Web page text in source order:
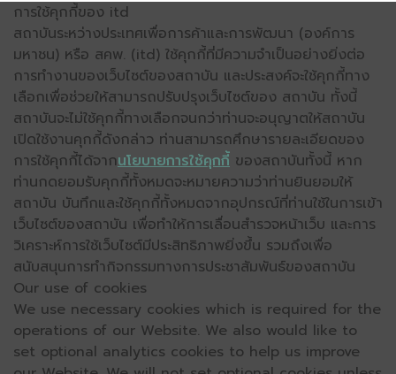
การใช้คุกกี้ของ itd
สถาบันระหว่างประเทศเพื่อการค้าและการพัฒนา (องค์การ
มหาชน) หรือ สคพ. (itd) ใช้คุกกี้ที่มีความจำเป็นอย่างยิ่งต่อ
การทำงานของเว็บไซต์ของสถาบัน และประสงค์จะใช้คุกกี้ทาง
เลือกเพื่อช่วยให้สามารถปรับปรุงเว็บไซต์ของ สถาบัน ทั้งนี้
สถาบันจะไม่ใช้คุกกี้ทางเลือกจนกว่าท่านจะอนุญาตให้สถาบัน
เปิดใช้งานคุกกี้ดังกล่าว ท่านสามารถศึกษารายละเอียดของ
การใช้คุกกี้ได้จากนโยบายการใช้คุกกี้ ของสถาบันทั้งนี้ หาก
ท่านกดยอมรับคุกกี้ทั้งหมดจะหมายความว่าท่านยินยอมให้
สถาบัน บันทึกและใช้คุกกี้ทั้งหมดจากอุปกรณ์ที่ท่านใช้ในการเข้า
เว็บไซต์ของสถาบัน เพื่อทำให้การเลื่อนสำรวจหน้าเว็บ และการ
วิเคราะห์การใช้เว็บไซต์มีประสิทธิภาพยิ่งขึ้น รวมถึงเพื่อ
สนับสนุนการทำกิจกรรมทางการประชาสัมพันธ์ของสถาบัน
Our use of cookies
We use necessary cookies which is required for the
operations of our Website. We also would like to
set optional analytics cookies to help us improve